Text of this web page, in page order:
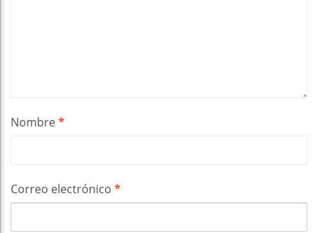
Nombre*
Correo electrónico *